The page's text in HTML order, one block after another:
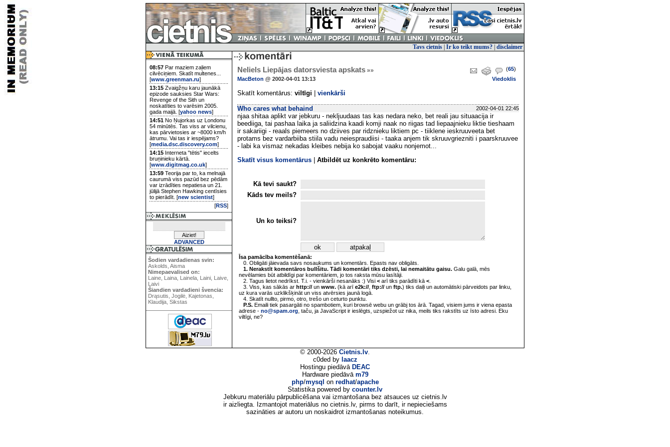
Tavs cietnis Ir ko teikt mums? disclaimer
08:57 Par maziem zaļiem
cilvēciņiem. Skatīt multenes...
[www.greenman.ru]
13:15 Zvaigžņu karu jaunākā
epizode sauksies Star Wars:
Revenge of the Sith un
noskatīties to varēsim 2005.
gada maijā. [yahoo news]
14:51 No Ņujorkas uz Londonu
54 minūtēs. Tas viss ar vilcienu,
kas pārvietosies ar ~8000 km/h
ātrumu. Vai tas ir iespējams?
[media.dsc.discovery.com]
14:15 Interneta "tētis" iecelts
bruņinieku kārtā.
[www.digitmag.co.uk]
13:59 Teorija par to, ka melnajā
caurumā viss pazūd bez pēdām
var izrādīties nepatiesa un 21.
jūlijā Stephen Hawking centīsies
to pierādīt. [new scientist]
[RSS]
ADVANCED
Šodien vardadienas svin:
Askolds, Aisma
Nimepaevalised on:
Laine, Laina, Lainela, Laini, Laive,
Laivi
Šiandien vardadieni švencia:
Drąsutis, Jogilė, Kajetonas,
Klaudija, Sikstas
Neliels Liepājas datorsviesta apskats »» (65)
MacBeton @ 2002-04-01 13:13 Viedoklis
Skatīt komentārus: viltīgi vienkārši
Who cares what behaind 2002-04-01 22:45
njaa shitaa aplikt var jebkuru - nekljuudaas tas kas nedara neko, bet reali jau situaacija ir
beediiga, tai pashaa laika ja saliidzina kaadi komji naak no riigas tad liepaajnieku liktie tieshaam
ir sakariigi - reaals piemeers no dziives par ridznieku liktiem pc - tiiklene ieskruuveeta bet
protams bez vardarbiiba stiila vadu neiespraudiisi - taaka anjem tik skruuvgriezniti i paarskruuvee
- labi ka vismaz nekadas kleibes nebija ko sabojat vaaku nonjemot...
Skatīt visus komentārus
Atbildēt uz konkrēto komentāru:
Kā tevi saukt?
Kāds tev meils?
Un ko teiksi?
Īsa pamācība komentēšanā:
0. Obligāti jāievada savs nosaukums un komentārs. Epasts nav obligāts.
1. Nerakstīt komentāros bullšitu. Tādi komentāri tiks dzēsti, lai nemaitātu gaisu. Galu galā, mēs
nevēlamies būt atbildīgi par komentāriem, jo tos raksta mūsu lasītāji.
2. Tagus lietot nedrīkst. T.i. - vienkārši nesanāks :) Visi < arī tiks parādīti kā <
3. Viss, kas sākās ar http:// un www. (kā arī e2k:// ftp:// un ftp.) tiks daiļi un automātiski pārveidots par linku,
uz kura varās uzklikšķināt un viss atvērsies jaunā logā.
4. Skatīt nullto, pirmo, otro, trešo un ceturto punktu.
P.S. Emaili tiek pasargāti no spambotiem, kuri browsē webu un grābj tos ārā. Tagad, visiem jums ir viena epasta
adrese - no@spam.org , taču, ja JavaScript ir ieslēgts, uzspiežot uz nika, meils tiks rakstīts uz īsto adresi. Eku
viltīgi, ne?
© 2000-2026 Cietnis.lv.
c0ded by laacz
Hostingu piedāvā DEAC
Hardware piedāvā m79
php/mysql on redhat/apache
Statistika powered by counter.lv
Jebkuru materiālu pārpublicēšana vai izmantošana bez atsauces uz cietnis.lv
ir aizliegta. Izmantojot materiālus no cietnis.lv, pirms to darīt, ir nepieciešams
sazināties ar autoru un noskaidrot izmantošanas noteikumus.